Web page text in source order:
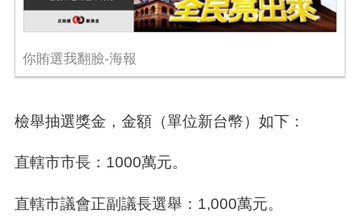
你賄選我翻臉-海報
檢舉抽選獎金，金額（單位新台幣）如下：
直轄市市長： 1000萬元。
直轄市議會正副議長選舉： 1,000萬元。